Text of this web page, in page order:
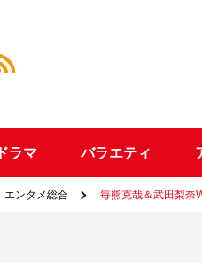
ドラマ バラエティ
エンタメ総合 毎熊克哉＆武田梨奈